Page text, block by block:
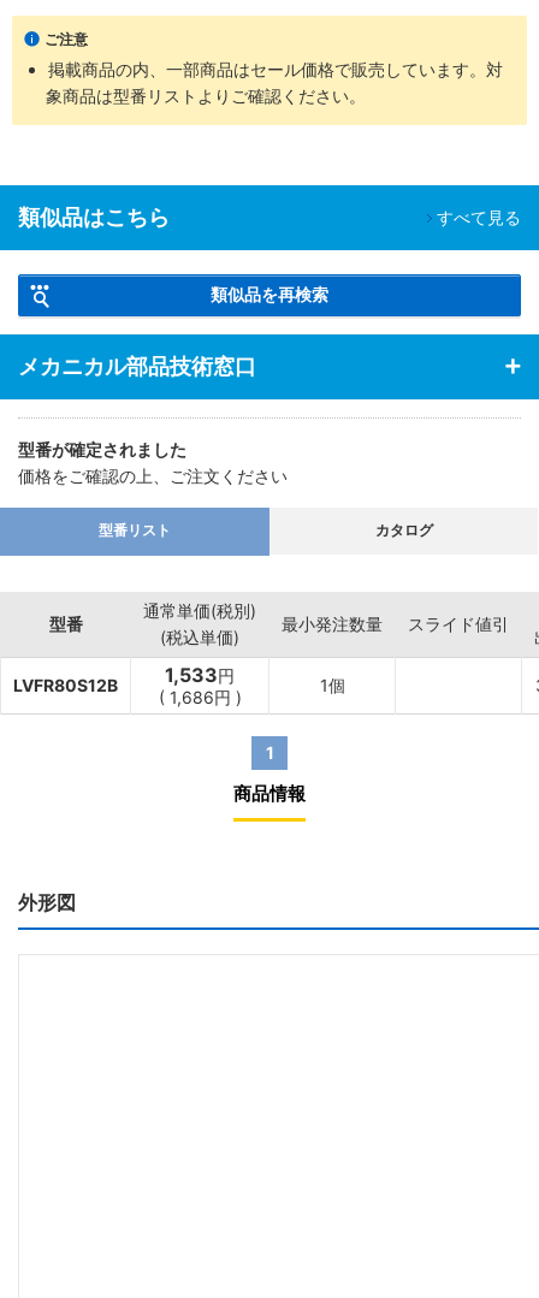
ご注意
掲載商品の内、一部商品はセール価格で販売しています。対
象商品は型番リストよりご確認ください。
類似品はこちら すべて見る
類似品を再検索
メカニカル部品技術窓口
型番が確定されました
価格をご確認の上、ご注文ください
型番リスト カタログ
型番
通常単価(税別)
(税込単価)
最小発注数量 スライド値引
LVFR80S12B 1,533円
( 1,686円 )
1個
1
商品情報
外形図